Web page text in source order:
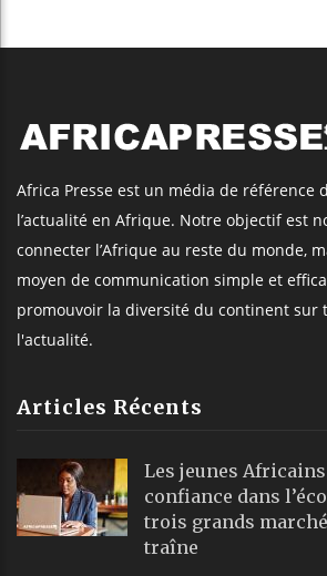
Africa Presse est un média de référence
l’actualité en Afrique. Notre objectif est
connecter l’Afrique au reste du monde,
moyen de communication simple et
promouvoir la diversité du continent sur
l'actualité.
Articles Récents
Les jeunes
confiance dans
trois grands
traîne